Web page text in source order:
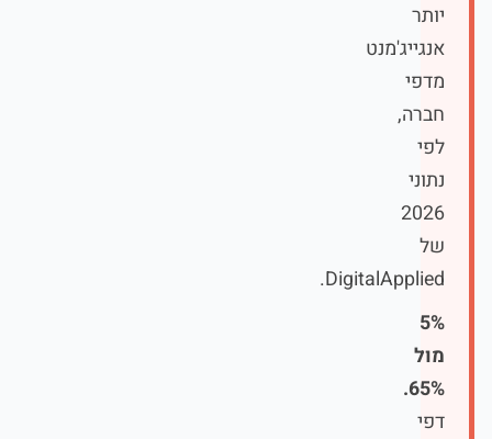
יותר
אנגייג'מנט
מדפי
חברה,
לפי
נתוני
2026
של
DigitalApplied.
5%
מול
65%.
דפי